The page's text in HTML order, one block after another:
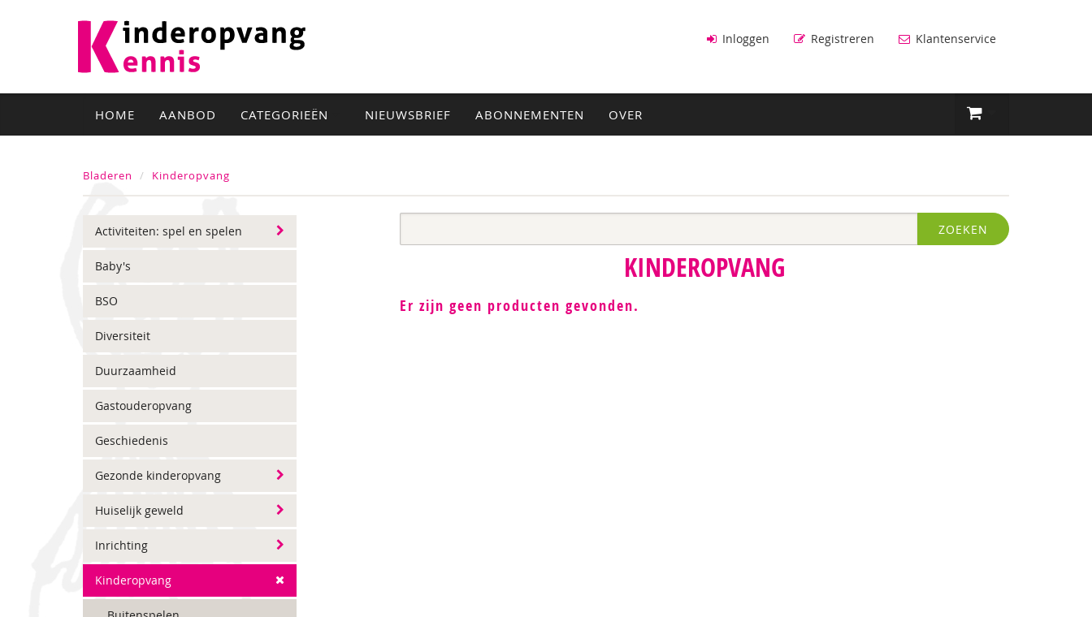
Inloggen Registreren Klantenservice
HOME AANBOD CATEGORIEËN NIEUWSBRIEF ABONNEMENTEN OVER
Bladeren Kinderopvang
Activiteiten: spel en spelen
Baby's
BSO
Diversiteit
Duurzaamheid
Gastouderopvang
Geschiedenis
Gezonde kinderopvang
Huiselijk geweld
Inrichting
Kinderopvang
ZOEKEN
KINDEROPVANG
Er zijn geen producten gevonden.